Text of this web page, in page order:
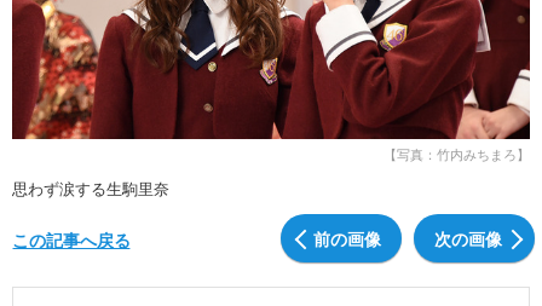
【写真：竹内みちまろ】
思わず涙する生駒里奈
前の画像 次の画像
この記事へ戻る